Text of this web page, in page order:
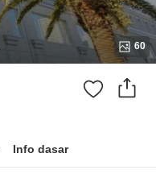
60
Info dasar